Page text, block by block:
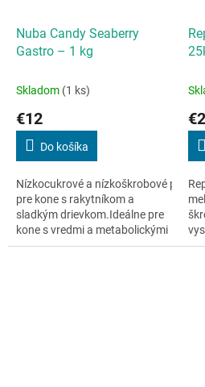
Nuba Candy Seaberry
Gastro – 1 kg
Skladom (1 ks)
€12
Do košíka
Nízkocukrové a nízkoškrobové
pre kone s rakytníkom a
sladkým drievkom.Ideálne pre
kone s vredmi a metabolickými
poruchami.100 % prírodné...